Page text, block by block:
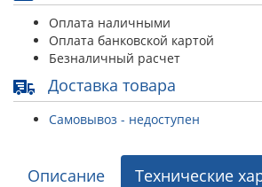
Оплата наличными
Оплата банковской картой
Безналичный расчет
Доставка товара
Самовывоз - недоступен
Описание
Технические